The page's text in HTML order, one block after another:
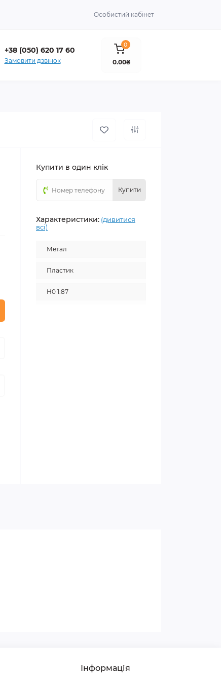
Особистий кабінет
+38 (050) 620 17 60
Замовити дзвінок
0
0.00₴
Купити в один клік
Купити
Характеристики: (дивитися
всі)
Метал
Пластик
H0 1:87
Інформація